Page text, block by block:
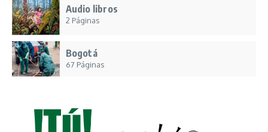
Audio libros
2 Páginas
Bogotá
67 Páginas